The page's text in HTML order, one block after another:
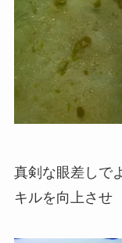
真剣な眼差しで
キルを向上させ